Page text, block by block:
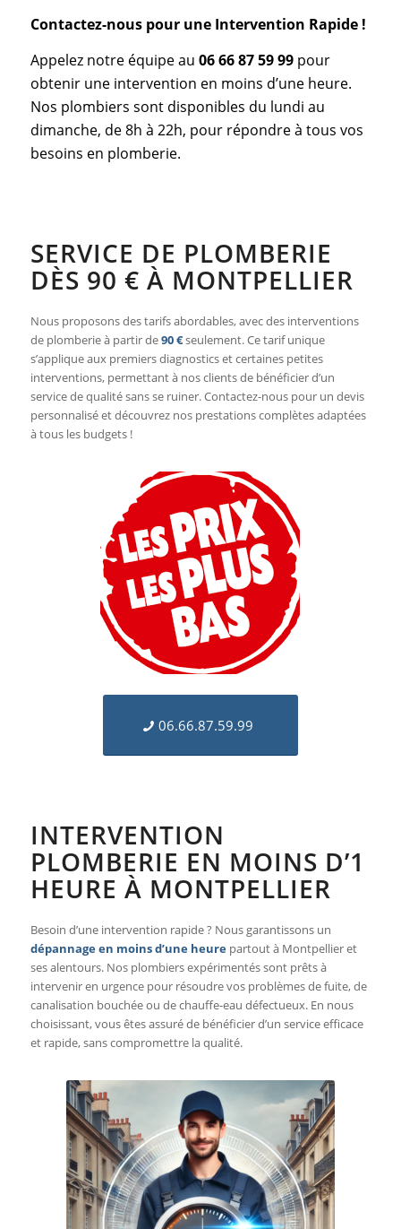
Contactez-nous pour une Intervention Rapide !
Appelez notre équipe au 06 66 87 59 99pour
obtenir une intervention en moins d’une heure.
Nos plombiers sont disponibles du lundi au
dimanche, de 8h à 22h, pour répondre à tous vos
besoins en plomberie.
SERVICE DE PLOMBERIE
DÈS 90 € À MONTPELLIER
Nous proposons des tarifs abordables, avec des interventions
de plomberie à partir de90 €seulement. Ce tarif unique
s’applique aux premiers diagnostics et certaines petites
interventions, permettant à nos clients de bénéficier d’un
service de qualité sans se ruiner. Contactez-nous pour un devis
personnalisé et découvrez nos prestations complètes adaptées
à tous les budgets !
06.66.87.59.99
INTERVENTION
PLOMBERIE EN MOINS D’1
HEURE À MONTPELLIER
Besoin d’une intervention rapide ? Nous garantissons un
dépannage en moins d’une heurepartout à Montpellier et
ses alentours. Nos plombiers expérimentés sont prêts à
intervenir en urgence pour résoudre vos problèmes de fuite, de
canalisation bouchée ou de chauffe-eau défectueux. En nous
choisissant, vous êtes assuré de bénéficier d’un service efficace
et rapide, sans compromettre la qualité.